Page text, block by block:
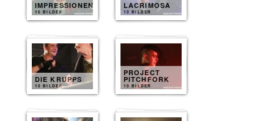
IMPRESSIONEN
16 BILDER
LACRIMOSA
10 BILDER
DIE KRUPPS
10 BILDER
PROJECT
PITCHFORK
10 BILDER